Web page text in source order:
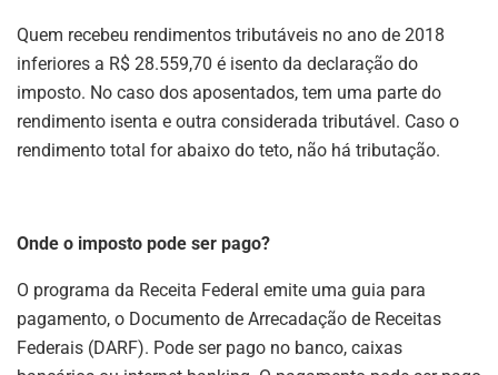
Quem recebeu rendimentos tributáveis no ano de 2018
inferiores a R$ 28.559,70 é isento da declaração do
imposto. No caso dos aposentados, tem uma parte do
rendimento isenta e outra considerada tributável. Caso o
rendimento total for abaixo do teto, não há tributação.
Onde o imposto pode ser pago?
O programa da Receita Federal emite uma guia para
pagamento, o Documento de Arrecadação de Receitas
Federais (DARF). Pode ser pago no banco, caixas